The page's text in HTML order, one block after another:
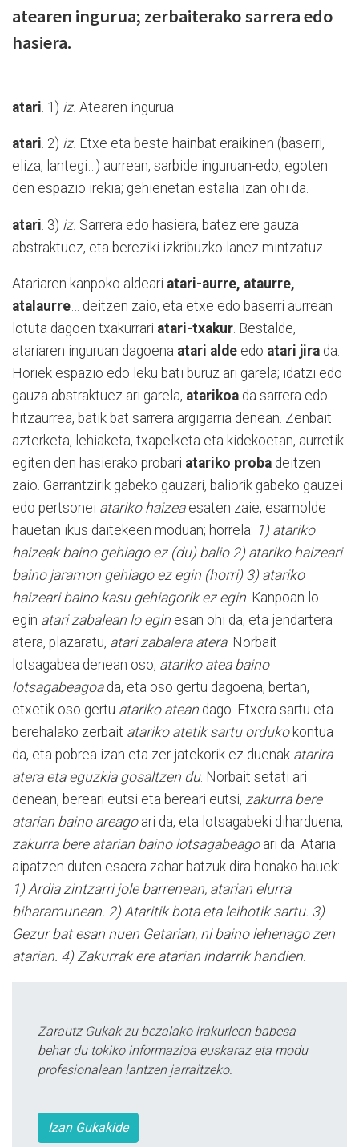
atearen ingurua; zerbaiterako sarrera edo
hasiera.
atari . 1) iz. Atearen ingurua.
atari. 2) iz. Etxe eta beste hainbat eraikinen (baserri,
eliza, lantegi…) aurrean, sarbide inguruan-edo, egoten
den espazio irekia; gehienetan estalia izan ohi da.
atari . 3) iz. Sarrera edo hasiera, batez ere gauza
abstraktuez, eta bereziki izkribuzko lanez mintzatuz.
Atariaren kanpoko aldeari atari-aurre, ataurre,
atalaurre… deitzen zaio, eta etxe edo baserri aurrean
lotuta dagoen txakurrari atari-txakur. Bestalde,
atariaren inguruan dagoena atari alde edo atari jira da.
Horiek espazio edo leku bati buruz ari garela; idatzi edo
gauza abstraktuez ari garela, atarikoa da sarrera edo
hitzaurrea, batik bat sarrera argigarria denean. Zenbait
azterketa, lehiaketa, txapelketa eta kidekoetan, aurretik
egiten den hasierako probari atariko proba deitzen
zaio. Garrantzirik gabeko gauzari, baliorik gabeko gauzei
edo pertsonei atariko haizeaesaten zaie, esamolde
hauetan ikus daitekeen moduan; horrela: 1) atariko
haizeak baino gehiago ez (du) balio 2) atariko haizeari
baino jaramon gehiago ez egin (horri) 3) atariko
haizeari baino kasu gehiagorik ez egin. Kanpoan lo
egin atari zabalean lo egin esan ohi da, eta jendartera
atera, plazaratu, atari zabalera atera. Norbait
lotsagabea denean oso, atariko atea baino
lotsagabeagoada, eta oso gertu dagoena, bertan,
etxetik oso gertu atariko atean dago. Etxera sartu eta
berehalako zerbait atariko atetik sartu ordukokontua
da, eta pobrea izan eta zer jatekorik ez duenak atarira
atera eta eguzkia gosaltzen du. Norbait setati ari
denean, bereari eutsi eta bereari eutsi, zakurra bere
atarian baino areagoari da, eta lotsagabeki diharduena,
zakurra bere atarian baino lotsagabeagoari da. Ataria
aipatzen duten esaera zahar batzuk dira honako hauek:
1) Ardia zintzarri jole barrenean, atarian elurra
biharamunean. 2) Ataritik bota eta leihotik sartu. 3)
Gezur bat esan nuen Getarian, ni baino lehenago zen
atarian. 4) Zakurrak ere atarian indarrik handien.
Zarautz Gukak zu bezalako irakurleen babesa
behar du tokiko informazioa euskaraz eta modu
profesionalean lantzen jarraitzeko.
Izan Gukakide